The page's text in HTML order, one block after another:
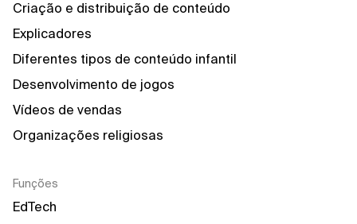
Criação e distribuição de conteúdo
Explicadores
Diferentes tipos de conteúdo infantil
Desenvolvimento de jogos
Vídeos de vendas
Organizações religiosas
Funções
EdTech